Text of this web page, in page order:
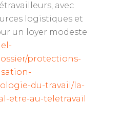
avec
logistiques et
un loyer modeste
protections-
du-travail/la-
etre-au-teletravail